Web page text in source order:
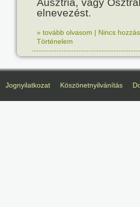
elnevezést.
» tovább olvasom | Nincs
Történelem
Jognyilatkozat Köszönetnyilvánítás